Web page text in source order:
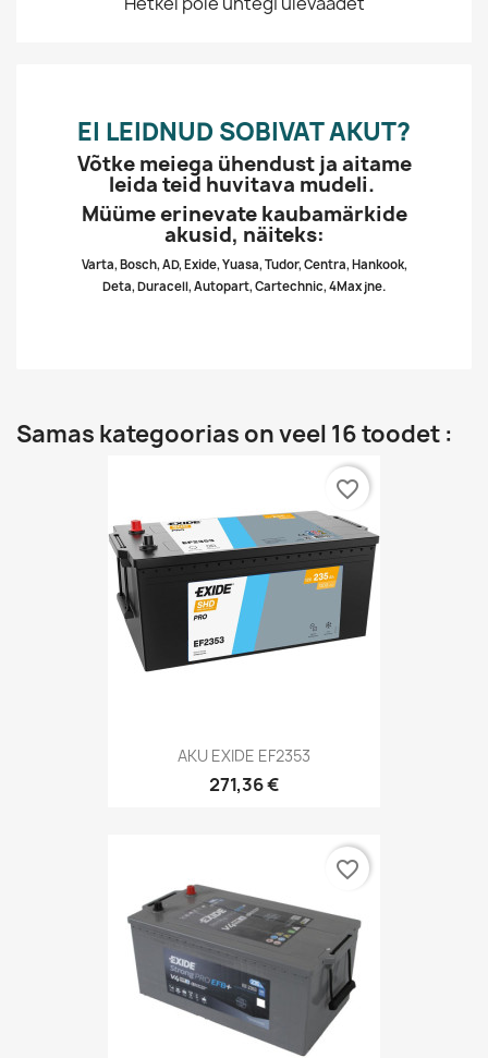
EI LEIDNUD SOBIVAT AKUT?
Võtke meiega ühendust ja aitame
leida teid huvitava mudeli.
Müüme erinevate kaubamärkide
akusid, näiteks:
Varta, Bosch, AD, Exide, Yuasa, Tudor, Centra, Hankook,
Deta, Duracell, Autopart, Cartechnic, 4Max jne.
Samas kategoorias on veel 16 toodet :
AKU EXIDE EF2353
271,36 €
favorite_border
favorite_border